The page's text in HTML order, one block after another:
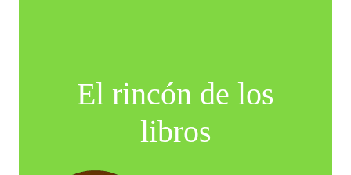
El rincón de los
libros